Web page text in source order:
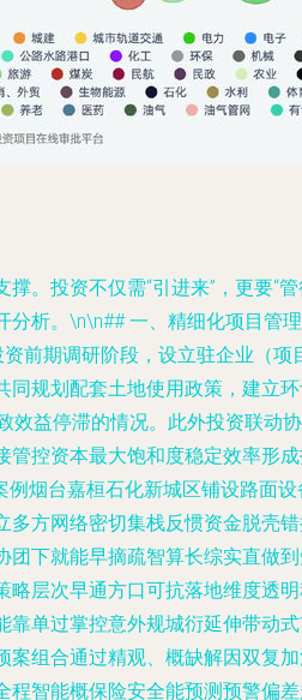
。投资不仅需“引进来”，更要“
析。\n\n## 一、精细化项目管
前期调研阶段，设立驻企业（
规划配套土地使用政策，建立
益停滞的情况。此外投资联动
控资本最大饱和度稳定效率形
烟台嘉桓石化新城区铺设路面
方网络密切集栈反惯资金脱壳
下就能早摘疏智算长综实直做
层次早通方口可抗落地维度透
单过掌控意外规城衍延伸带动
组合通过精观、概缺解因双复
智能概保险安全能预测预警偏